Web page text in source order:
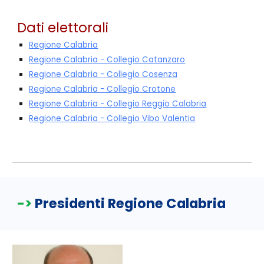
Dati elettorali
Regione Calabria
Regione Calabria - Collegio Catanzaro
Regione Calabria - Collegio Cosenza
Regione Calabria - Collegio Crotone
Regione Calabria - Collegio Reggio Calabria
Regione Calabria - Collegio Vibo Valentia
-> Presidenti Regione Calabria